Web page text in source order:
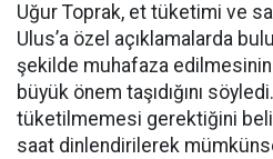
Uğur Toprak, et tüketimi ve
Ulus’a özel açıklamalarda
şekilde muhafaza edilmesinin
büyük önem taşıdığını
tüketilmemesi gerektiğini
saat dinlendirilerek